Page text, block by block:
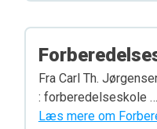
Fra Carl Th.
: forberedelseskole …
Læs mere om